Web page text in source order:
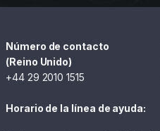
Número de contacto
(Reino Unido)
+44 29 2010 1515
Horario de la línea de ayuda: